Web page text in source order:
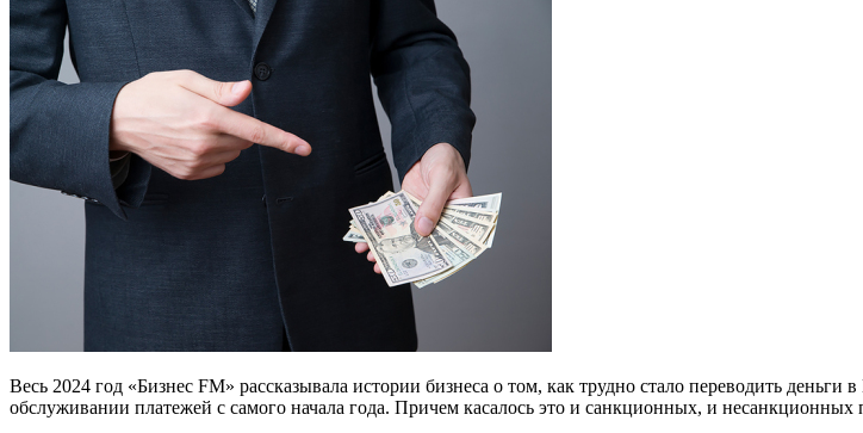
Весь 2024 год «Бизнес FM» рассказывала истории бизнеса о том, как трудно стало переводить
обслуживании платежей с самого начала года. Причем касалось это и санкционных, и несанкционных